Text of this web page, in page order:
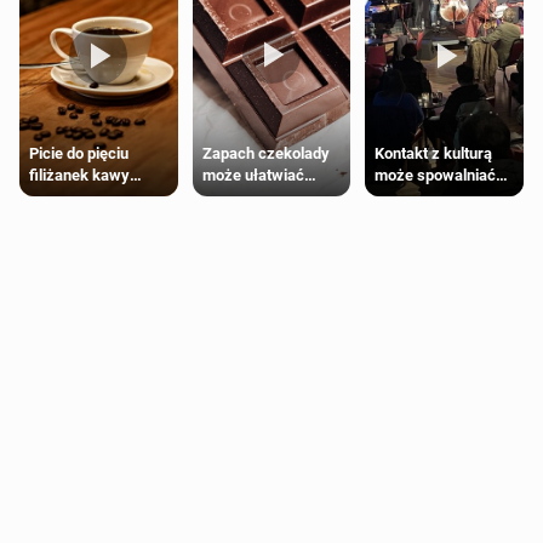
Picie do pięciu
filiżanek kawy
dziennie jest
Zapach czekolady
może ułatwiać
trening siłowy
Kontakt z kulturą
może spowalniać
starzenie